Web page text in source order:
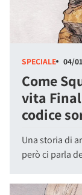
SPECIALE 04/
Come
vita
codice
Una storia di
però ci parla